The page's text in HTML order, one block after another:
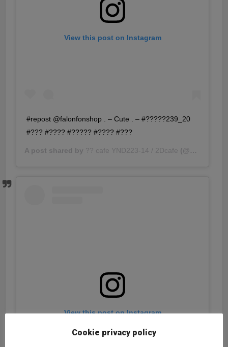
View this post on Instagram
#repost @falonfonshop . – Cute . – #?????239_20
#??? #???? #????? #???? #???
A post shared by ?? cafe YND223-14 / 2Dcafe (@ynd239.20_cafe) on
View this post on Instagram
Cookie privacy policy